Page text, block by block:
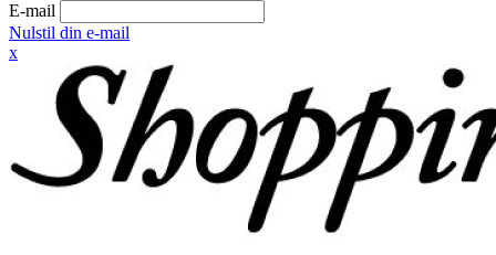
E-mail
Nulstil din e-mail
x